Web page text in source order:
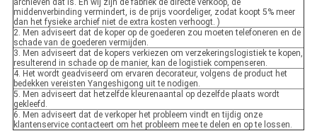
archieven dat is. En wij zijn de fabriek de directe verkoop, de
middenverbinding vermindert, is de prijs voordeliger, zodat koopt 5% meer
dan het fysieke archief niet de extra kosten verhoogt. )
2. Men adviseert dat de koper op de goederen zou moeten telefoneren en de
schade van de goederen vermijden.
3. Men adviseert dat de kopers verkiezen om verzekeringslogistiek te kopen,
resulterend in schade op de manier, kan de logistiek compenseren.
4. Het wordt geadviseerd om ervaren decorateur, volgens de product het
bedekken vereisten Yangeshigong uit te nodigen.
5. Men adviseert dat hetzelfde kleurenaantal op dezelfde plaats wordt
gekleefd.
6. Men adviseert dat de verkoper het probleem vindt en tijdig onze
klantenservice contacteert om het probleem mee te delen en op te lossen.